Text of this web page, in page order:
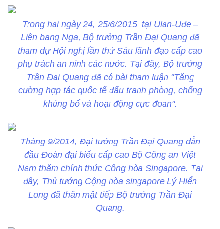
Trong hai ngày 24, 25/6/2015, tại Ulan-Uđe –
Liên bang Nga, Bộ trưởng Trần Đại Quang đã
tham dự Hội nghị lần thứ Sáu lãnh đạo cấp cao
phụ trách an ninh các nước. Tại đây, Bộ trưởng
Trần Đại Quang đã có bài tham luận "Tăng
cường hợp tác quốc tế đấu tranh phòng, chống
khủng bố và hoạt động cực đoan".
Tháng 9/2014, Đại tướng Trần Đại Quang dẫn
đầu Đoàn đại biểu cấp cao Bộ Công an Việt
Nam thăm chính thức Cộng hòa Singapore. Tại
đây, Thủ tướng Cộng hòa singapore Lý Hiển
Long đã thân mật tiếp Bộ trưởng Trần Đại
Quang.